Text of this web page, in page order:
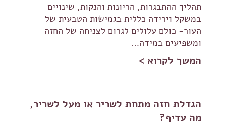
תהליך ההתבגרות, הריונות והנקות, שינויים
במשקל וירידה כללית בגמישות הטבעית של
העור- כולם עלולים לגרום לצניחה של החזה
ומשפיעים במידה…
המשך לקרוא >
הגדלת חזה מתחת לשריר או מעל לשריר,
מה עדיף?